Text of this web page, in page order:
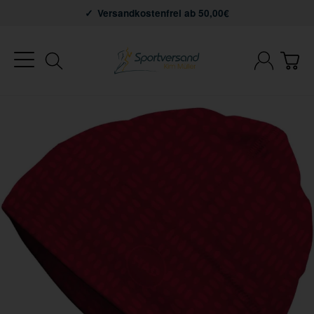
Versandkostenfrei ab 50,00€